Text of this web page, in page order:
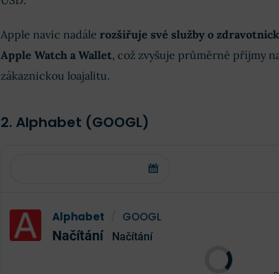
Apple navíc nadále rozšiřuje své služby o
Apple Watch a Wallet, což zvyšuje průměrné příjmy
zákaznickou loajalitu.
2. Alphabet (GOOGL)
Alphabet GOOGL
Načítání Načítání